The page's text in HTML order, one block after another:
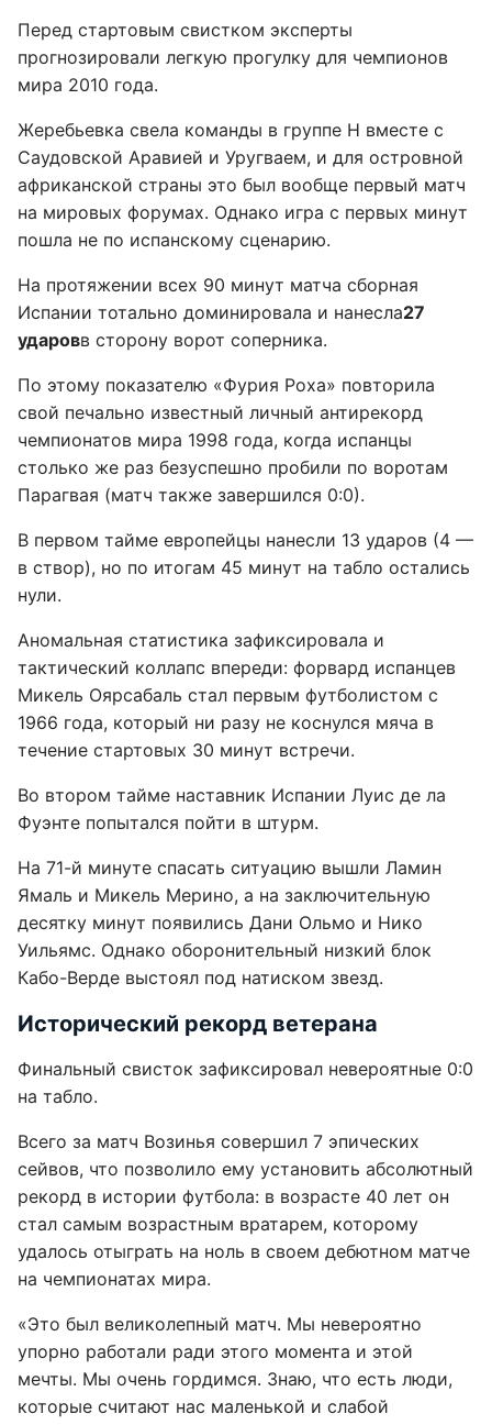
Перед стартовым свистком эксперты
прогнозировали легкую прогулку для чемпионов
мира 2010 года.
Жеребьевка свела команды в группе H вместе с
Саудовской Аравией и Уругваем, и для островной
африканской страны это был вообще первый матч
на мировых форумах. Однако игра с первых минут
пошла не по испанскому сценарию.
На протяжении всех 90 минут матча сборная
Испании тотально доминировала и нанесла27
ударовв сторону ворот соперника.
По этому показателю «Фурия Роха» повторила
свой печально известный личный антирекорд
чемпионатов мира 1998 года, когда испанцы
столько же раз безуспешно пробили по воротам
Парагвая (матч также завершился 0:0).
В первом тайме европейцы нанесли 13 ударов (4 —
в створ), но по итогам 45 минут на табло остались
нули.
Аномальная статистика зафиксировала и
тактический коллапс впереди: форвард испанцев
Микель Оярсабаль стал первым футболистом с
1966 года, который ни разу не коснулся мяча в
течение стартовых 30 минут встречи.
Во втором тайме наставник Испании Луис де ла
Фуэнте попытался пойти в штурм.
На 71-й минуте спасать ситуацию вышли Ламин
Ямаль и Микель Мерино, а на заключительную
десятку минут появились Дани Ольмо и Нико
Уильямс. Однако оборонительный низкий блок
Кабо-Верде выстоял под натиском звезд.
Исторический рекорд ветерана
Финальный свисток зафиксировал невероятные 0:0
на табло.
Всего за матч Возинья совершил 7 эпических
сейвов, что позволило ему установить абсолютный
рекорд в истории футбола: в возрасте 40 лет он
стал самым возрастным вратарем, которому
удалось отыграть на ноль в своем дебютном матче
на чемпионатах мира.
«Это был великолепный матч. Мы невероятно
упорно работали ради этого момента и этой
мечты. Мы очень гордимся. Знаю, что есть люди,
которые считают нас маленькой и слабой